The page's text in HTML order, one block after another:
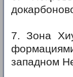
7. Зона
западном